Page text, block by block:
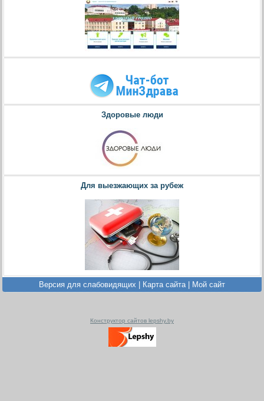
Здоровые люди
Для выезжающих за рубеж
Версия для слабовидящих Карта сайта Мой сайт
Конструктор сайтов lepshy.by